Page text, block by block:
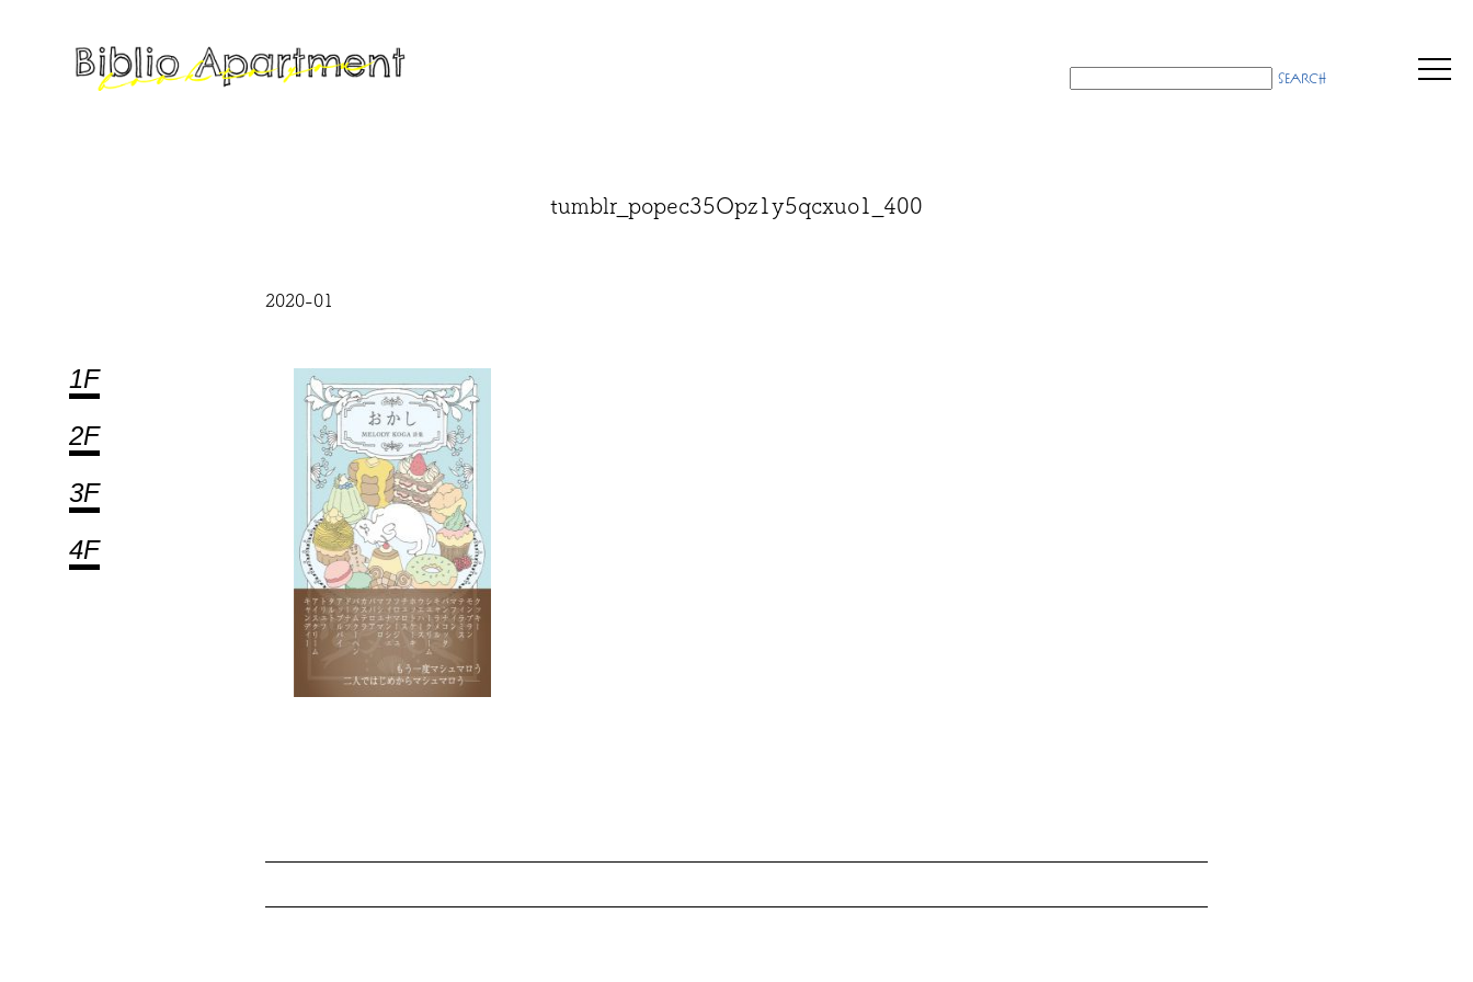
1F
2F
3F
4F
tumblr_popec35Opz1y5qcxuo1_400
2020-01